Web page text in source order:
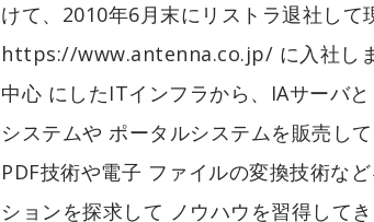
けて、2010年6月末にリストラ退社して
https://www.antenna.co.jp/ に入社し
中心 にしたITインフラから、IAサーバ
システムや ポータルシステムを販売し
PDF技術や電子 ファイルの変換技術な
ションを探求して ノウハウを習得して